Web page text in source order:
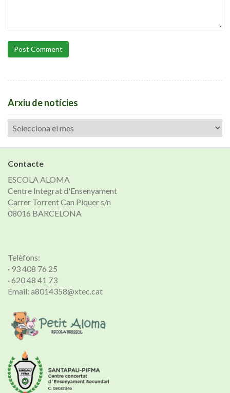
Post Comment
Arxiu de notícies
Arxiu
de
notícies
Contacte
ESCOLA ALOMA
Centre Integrat d'Ensenyament
Carrer Torrent Can Piquer s/n
08016 BARCELONA
Telèfons:
· 93 408 76 25
· 620 48 41 73
Email: a8014358@xtec.cat